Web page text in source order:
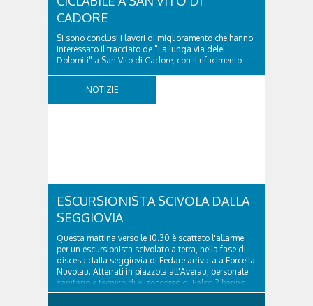
CADORE
Si sono conclusi i lavori di miglioramento che hanno
interessato il tracciato de "La lunga via delel
Dolomiti" a San Vito di Cadore, con il rifacimento
appositi dissuasori in corrispondenza...
NOTIZIE
ESCURSIONISTA SCIVOLA DALLA
SEGGIOVIA
Questa mattina verso le 10.30 è scattato l'allarme
per un escursionista scivolato a terra, nella fase di
discesa dalla seggiovia di Fedare arrivata a Forcella
Nuvolau. Atterrati in piazzola all'Averau, personale
sanitario e tecnico di elisoccorso di Falco 2 hanno
raggiunto il 74enne di Teolo...